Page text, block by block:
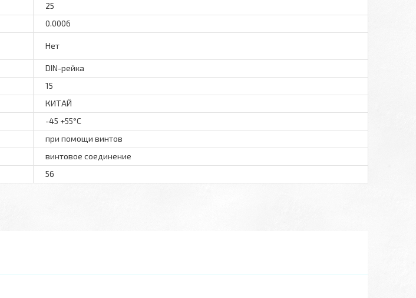
25
0.0006
Нет
DIN-рейка
15
КИТАЙ
-45 +55°C
при помощи винтов
винтовое соединение
56